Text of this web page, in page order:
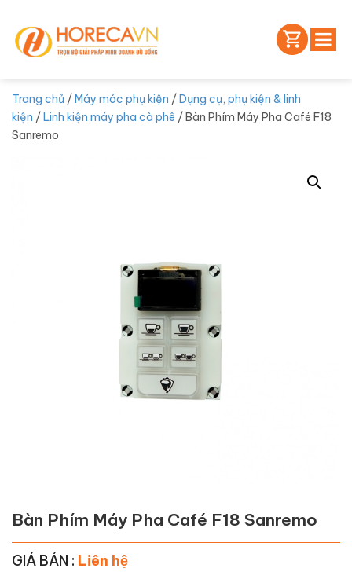
Trang chủ /Máy móc phụ kiện /Dụng cụ, phụ kiện & linh
kiện /Linh kiện máy pha cà phê / Bàn Phím Máy Pha Café F18
Sanremo
Bàn Phím Máy Pha Café F18 Sanremo
GIÁ BÁN : Liên hệ